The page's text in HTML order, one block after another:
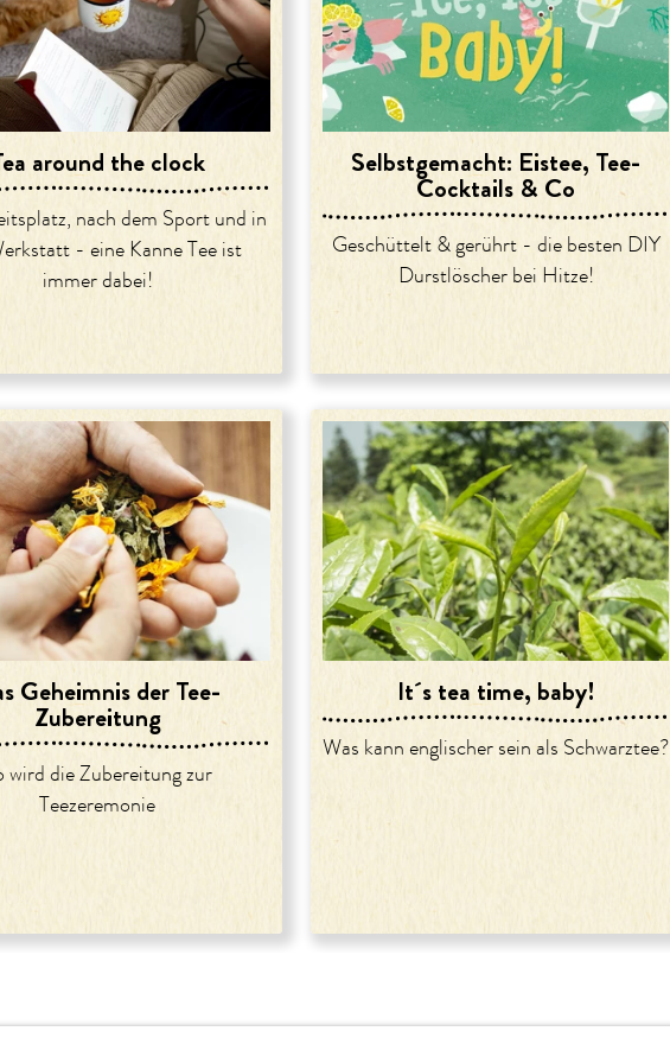
around the clock
nach dem Sport und in
- eine Kanne Tee ist
immer dabei!
Selbstgemacht: Eistee, Tee-
Cocktails & Co
Geschüttelt & gerührt - die besten DIY
Durstlöscher bei Hitze!
Geheimnis der Tee-
Zubereitung
wird die Zubereitung zur
Teezeremonie
It´s tea time, baby!
Was kann englischer sein als Schwarztee?